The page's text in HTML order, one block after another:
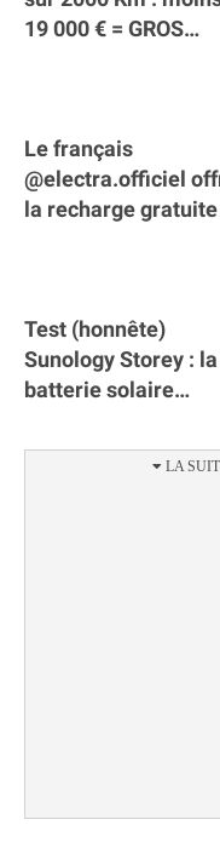
19 000 € = GROS
Le français
@electra.officiel
la recharge gratuite
Test (honnête)
Sunology Storey : la
batterie solaire